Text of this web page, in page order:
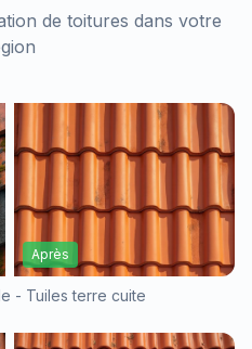
de toitures dans votre
Après
- Tuiles terre cuite